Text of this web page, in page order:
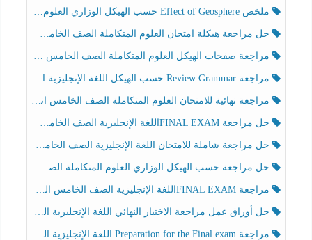
ملخص Effect of Geosphere حسب الهيكل الوزاري العلوم المتكاملة الصف الخامس انسبير الفصل الثالث
حل مراجعة هيكلة امتحان العلوم المتكاملة الصف الخامس عام الفصل الثالث
مراجعة صفحات الهيكل العلوم المتكاملة الصف الخامس انسبير الفصل الثالث
مراجعة Review Grammar حسب الهيكل اللغة الإنجليزية الصف الخامس الفصل الثالث
مراجعة نهائية للامتحان العلوم المتكاملة الصف الخامس انسبير الفصل الثالث
حل مراجعة FINAL EXAMاللغة الإنجليزية الصف الخامس الفصل الثالث
حل مراجعة شاملة للامتحان اللغة الإنجليزية الصف الخامس الفصل الثالث
حل مراجعة حسب الهيكل الوزاري العلوم المتكاملة الصف الخامس عام الفصل الثالث
مراجعة FINAL EXAMاللغة الإنجليزية الصف الخامس الفصل الثالث
حل أوراق عمل مراجعة الاختبار النهائي اللغة الإنجليزية الصف الرابع الفصل الثالث
مراجعة Preparation for the Final exam اللغة الإنجليزية الصف الرابع الفصل الثالث